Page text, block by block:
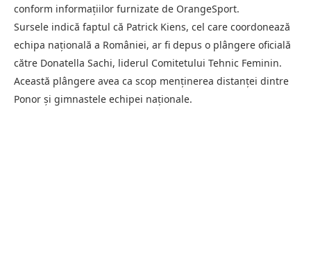
conform informațiilor furnizate de OrangeSport.
Sursele indică faptul că Patrick Kiens, cel care coordonează
echipa națională a României, ar fi depus o plângere oficială
către Donatella Sachi, liderul Comitetului Tehnic Feminin.
Această plângere avea ca scop menținerea distanței dintre
Ponor și gimnastele echipei naționale.